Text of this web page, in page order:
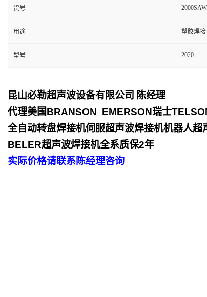
货号 2000SAW
用途 塑胶焊接
型号 2020
昆山必勒超声波设备有限公司 陈经理
代理美国BRANSON EMERSON瑞士
全自动转盘焊接机伺服超声波焊接机机器人
BELER超声波焊接机全系质保2年
实际价格请联系陈经理咨询